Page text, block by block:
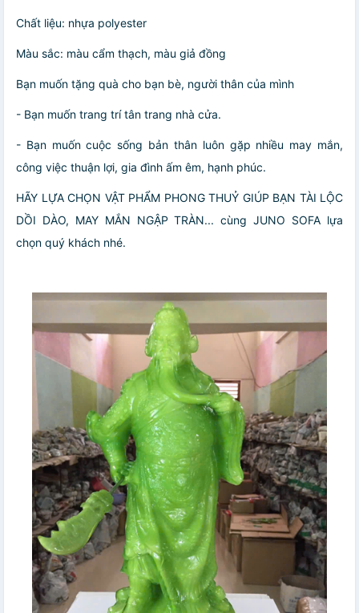
Chất liệu: nhựa polyester
Màu sắc: màu cẩm thạch, màu giả đồng
Bạn muốn tặng quà cho bạn bè, người thân của mình
- Bạn muốn trang trí tân trang nhà cửa.
- Bạn muốn cuộc sống bản thân luôn gặp nhiều may mắn,
công việc thuận lợi, gia đình ấm êm, hạnh phúc.
HÃY LỰA CHỌN VẬT PHẨM PHONG THUỶ GIÚP BẠN TÀI LỘC
DỒI DÀO, MAY MẮN NGẬP TRÀN... cùng JUNO SOFA lựa
chọn quý khách nhé.